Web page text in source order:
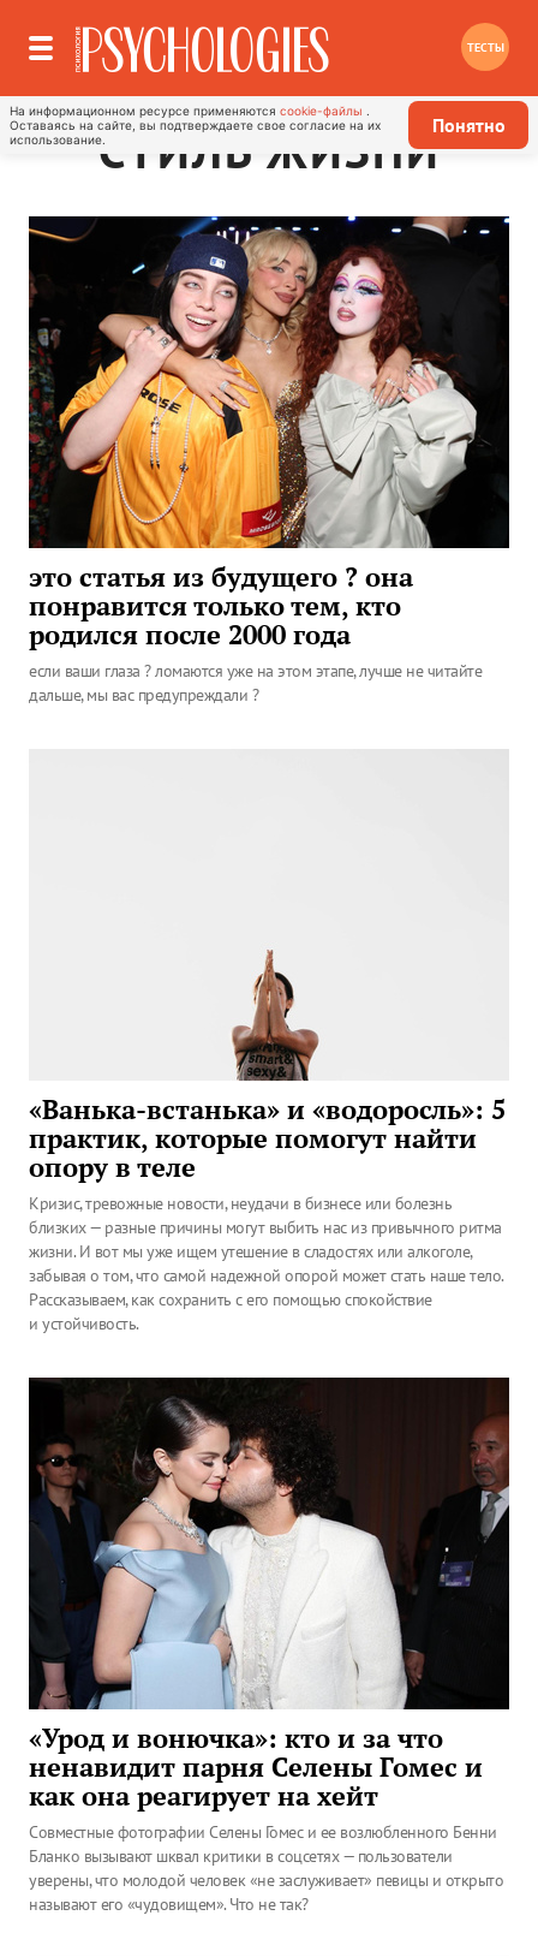
ТЕСТЫ
На информационном ресурсе применяются cookie-файлы
Оставаясь на сайте, вы подтверждаете свое согласие на их
использование.
Понятно
СТИЛЬ ЖИЗНИ
это статья из будущего ? она
понравится только тем, кто
родился после 2000 года
если ваши глаза ? ломаются уже на этом этапе, лучше не читайте
дальше, мы вас предупреждали ?
«Ванька-встанька» и «водоросль»: 5
практик, которые помогут найти
опору в теле
Кризис, тревожные новости, неудачи в бизнесе или болезнь
близких — разные причины могут выбить нас из привычного ритма
жизни. И вот мы уже ищем утешение в сладостях или алкоголе,
забывая о том, что самой надежной опорой может стать наше тело.
Рассказываем, как сохранить с его помощью спокойствие
и устойчивость.
«Урод и вонючка»: кто и за что
ненавидит парня Селены Гомес и
как она реагирует на хейт
Совместные фотографии Селены Гомес и ее возлюбленного Бенни
Бланко вызывают шквал критики в соцсетях — пользователи
уверены, что молодой человек «не заслуживает» певицы и открыто
называют его «чудовищем». Что не так?